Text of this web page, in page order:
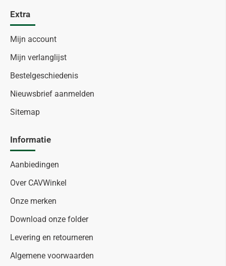
Extra
Mijn account
Mijn verlanglijst
Bestelgeschiedenis
Nieuwsbrief aanmelden
Sitemap
Informatie
Aanbiedingen
Over CAVWinkel
Onze merken
Download onze folder
Levering en retourneren
Algemene voorwaarden